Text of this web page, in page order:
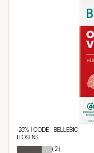
-25% | CODE : BELLEBIO
BIOSENS
Notation: 70
% of
( 2 )